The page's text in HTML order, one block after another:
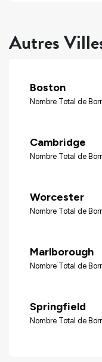
Autres
Boston
Nombre Total de
Cambridge
Nombre Total de
Worcester
Nombre Total de
Marlborough
Nombre Total de
Springfield
Nombre Total de